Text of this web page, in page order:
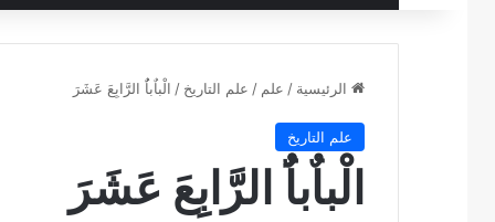
الرئيسية / علم / علم التاريخ / الْباٌباٌُ الرَّابِعَ عَشَرَ
علم التاريخ
الْباٌباٌُ الرَّابِعَ عَشَرَ